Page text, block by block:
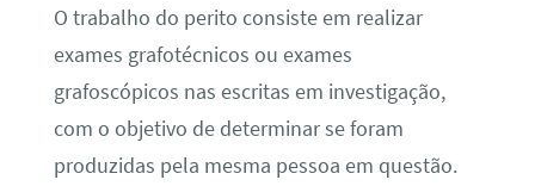
O trabalho do perito consiste em realizar
exames grafotécnicos ou exames
grafoscópicos nas escritas em investigação,
com o objetivo de determinar se foram
produzidas pela mesma pessoa em questão.